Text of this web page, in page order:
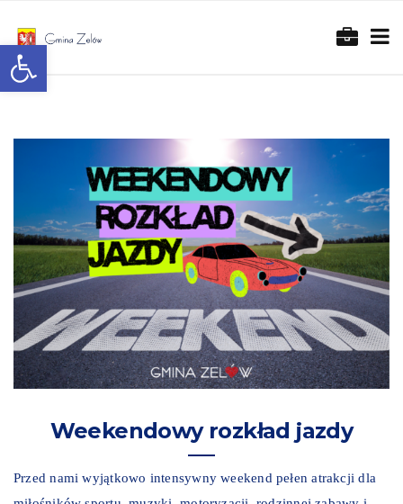
Otwórz pasek narzędzi
Weekendowy rozkład jazdy
Przed nami wyjątkowo intensywny weekend pełen atrakcji dla